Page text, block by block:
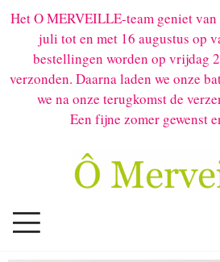
Het O MERVEILLE-team geniet
juli tot en met 16 augustus op
bestellingen worden op vrijdag
verzonden. Daarna laden we onze
we na onze terugkomst de
Een fijne zomer gewenst